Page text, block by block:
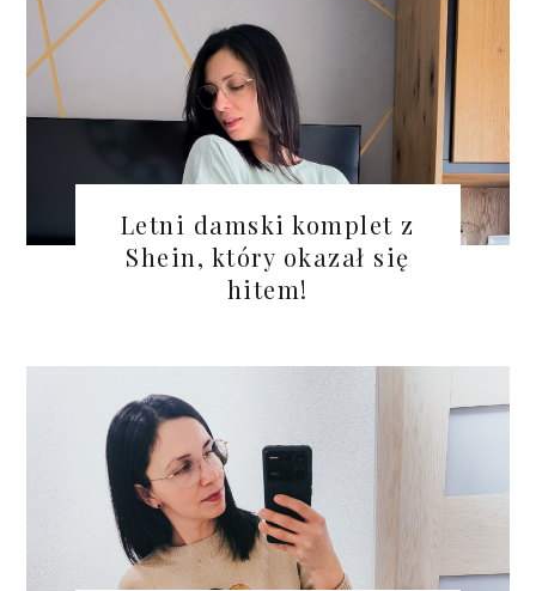
Letni damski komplet z
Shein, który okazał się
hitem!